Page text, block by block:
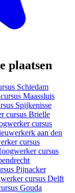
plaatsen
Schiedam
Maassluis
Spijkenisse
cursus Brielle
cursus
aan den
cursus
cursus
Pijnacker
cursus Delft
Gouda